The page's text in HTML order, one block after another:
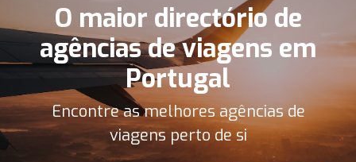
O maior directório de
agências de viagens em
Portugal
Encontre as melhores agências de
viagens perto de si